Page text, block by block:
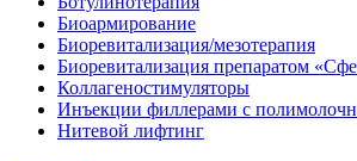
Биоармирование
Биоревитализация/мезотерапия
Биоревитализация препаратом
Коллагеностимуляторы
Инъекции филлерами с
Нитевой лифтинг